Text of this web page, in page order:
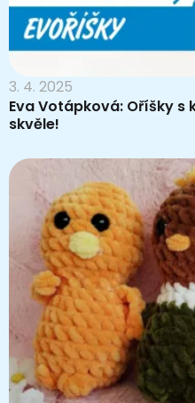
3. 4. 2025
Eva Votápková: Oříšky s
skvěle!